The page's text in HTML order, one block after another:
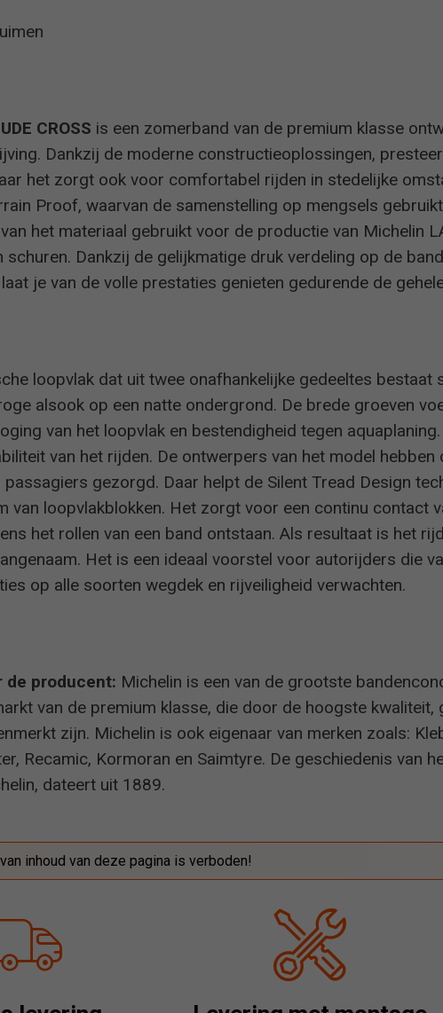
CROSS is een zomerband van de premium klasse
Dankzij de moderne constructieoplossingen,
het zorgt ook voor comfortabel rijden in stedelijke
Proof, waarvan de samenstelling op mengsels
het materiaal gebruikt voor de productie van Michelin
schuren. Dankzij de gelijkmatige druk verdeling op de
je van de volle prestaties genieten gedurende de
loopvlak dat uit twee onafhankelijke gedeeltes
alsook op een natte ondergrond. De brede groeven
van het loopvlak en bestendigheid tegen
van het rijden. De ontwerpers van het model
gezorgd. Daar helpt de Silent Tread Design
van loopvlakblokken. Het zorgt voor een continu contact
het rollen van een band ontstaan. Als resultaat is het
Het is een ideaal voorstel voor autorijders die
op alle soorten wegdek en rijveiligheid verwachten.
de producent: Michelin is een van de grootste
van de premium klasse, die door de hoogste
zijn. Michelin is ook eigenaar van merken zoals:
Recamic, Kormoran en Saimtyre. De geschiedenis van
dateert uit 1889.
inhoud van deze pagina is verboden!